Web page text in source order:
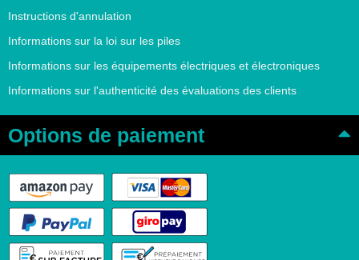
Instructions d'annulation
Informations sur la loi sur les piles
Informations sur les équipements électriques et électroniques
Informations sur l'authenticité des évaluations des clients
Options de paiement